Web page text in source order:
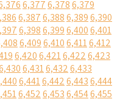
6,3776,3786,379
6,3876,3886,3896,390
6,3986,3996,4006,401
6,4096,4106,4116,412
6,4206,4216,4226,423
6,4316,4326,433
6,4416,4426,4436,444
6,4526,4536,4546,455